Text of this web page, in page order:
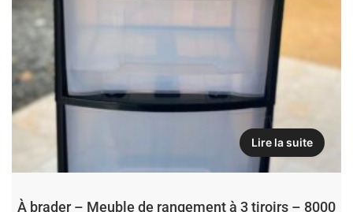
Lire la suite
À brader – Meuble de rangement à 3 tiroirs – 8000